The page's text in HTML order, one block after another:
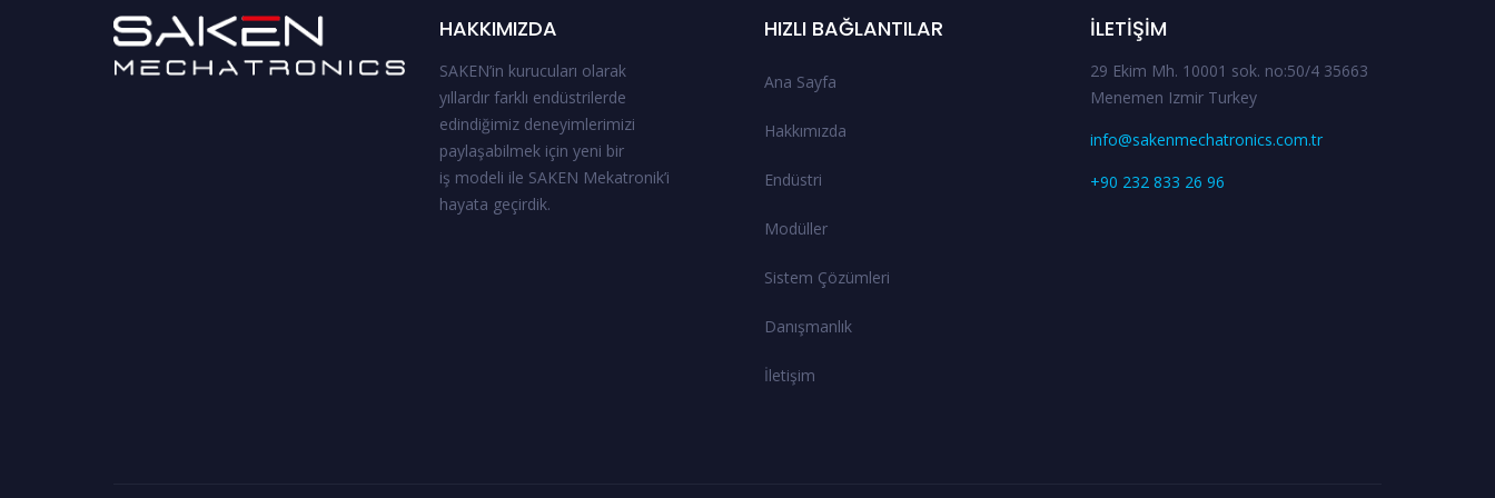
HAKKIMIZDA
SAKEN’in kurucuları olarak
yıllardır farklı endüstrilerde
edindiğimiz deneyimlerimizi
paylaşabilmek için yeni bir
iş modeli ile SAKEN Mekatronik’i
hayata geçirdik.
HIZLI BAĞLANTILAR
Ana Sayfa
Hakkımızda
Endüstri
Modüller
Sistem Çözümleri
Danışmanlık
İletişim
İLETIŞIM
29 Ekim Mh. 10001 sok. no:50/4 35663
Menemen Izmir Turkey
info@sakenmechatronics.com.tr
+90 232 833 26 96